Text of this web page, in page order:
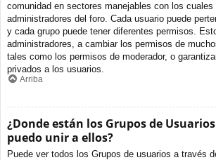
comunidad en sectores manejables con los cuales
administradores del foro. Cada usuario puede
y cada grupo puede tener diferentes permisos.
administradores, a cambiar los permisos de
tales como los permisos de moderador, o
privados a los usuarios.
Arriba
¿Donde están los Grupos de
puedo unir a ellos?
Puede ver todos los Grupos de usuarios a través